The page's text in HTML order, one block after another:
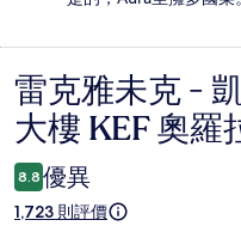
評
價
雷克雅未克 -
大樓 KEF 奧羅
8.8 優異
1,723 則評價